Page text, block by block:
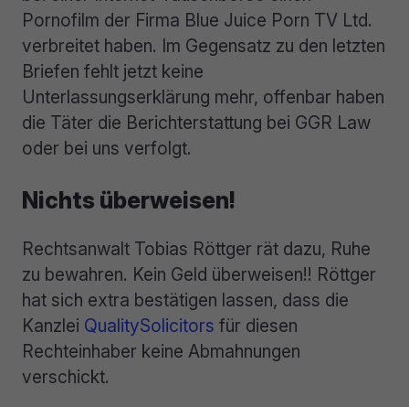
Pornofilm der Firma Blue Juice Porn TV Ltd.
verbreitet haben. Im Gegensatz zu den letzten
Briefen fehlt jetzt keine
Unterlassungserklärung mehr, offenbar haben
die Täter die Berichterstattung bei GGR Law
oder bei uns verfolgt.
Nichts überweisen!
Rechtsanwalt Tobias Röttger rät dazu, Ruhe
zu bewahren. Kein Geld überweisen!! Röttger
hat sich extra bestätigen lassen, dass die
Kanzlei QualitySolicitors für diesen
Rechteinhaber keine Abmahnungen
verschickt.